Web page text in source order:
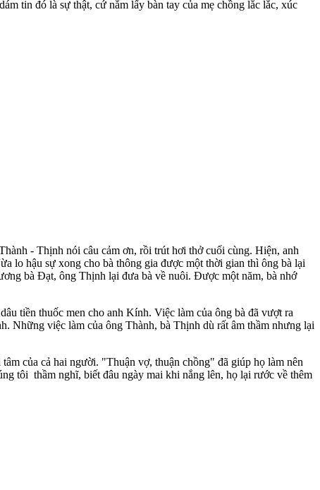
tin đó là sự thật, cứ nắm lấy bàn tay của mẹ chồng lắc lắc, xúc
- Thịnh nói câu cảm ơn, rồi trút hơi thở cuối cùng. Hiện, anh
lo hậu sự xong cho bà thông gia được một thời gian thì ông bà lại
bà Đạt, ông Thịnh lại đưa bà về nuôi. Được một năm, bà nhớ
tiền thuốc men cho anh Kính. Việc làm của ông bà đã vượt ra
Những việc làm của ông Thành, bà Thịnh dù rất âm thầm nhưng lại
của cả hai người. "Thuận vợ, thuận chồng" đã giúp họ làm nên
tôi thầm nghĩ, biết đâu ngày mai khi nắng lên, họ lại rước về thêm